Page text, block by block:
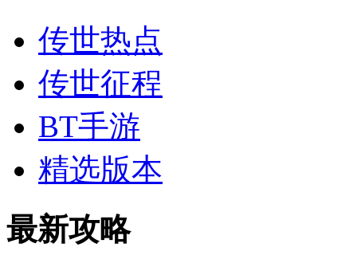
传世热点
传世征程
BT手游
精选版本
最新攻略